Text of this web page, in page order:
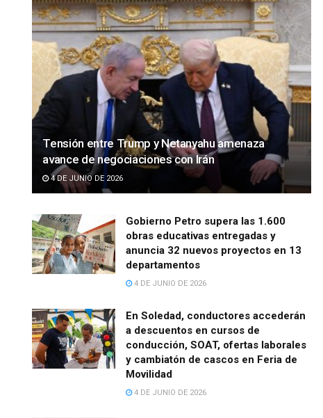
Tensión entre Trump y Netanyahu amenaza
avance de negociaciones con Irán
4 DE JUNIO DE 2026
Gobierno Petro supera las 1.600
obras educativas entregadas y
anuncia 32 nuevos proyectos en 13
departamentos
4 DE JUNIO DE 2026
En Soledad, conductores accederán
a descuentos en cursos de
conducción, SOAT, ofertas laborales
y cambiatón de cascos en Feria de
Movilidad
4 DE JUNIO DE 2026